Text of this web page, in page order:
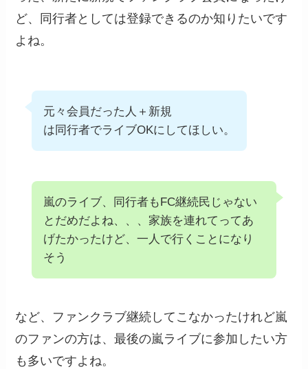
ど、同行者としては登録できるのか知りたいです
よね。
元々会員だった人＋新規
は同行者でライブOKにしてほしい。
嵐のライブ、同行者もFC継続民じゃない
とだめだよね、、、家族を連れてってあ
げたかったけど、一人で行くことになり
そう
など、ファンクラブ継続してこなかったけれど嵐
のファンの方は、最後の嵐ライブに参加したい方
も多いですよね。